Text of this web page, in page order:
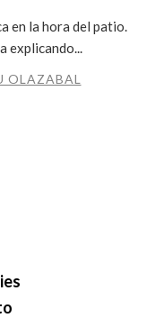
en la hora del patio.
explicando...
OLAZABAL